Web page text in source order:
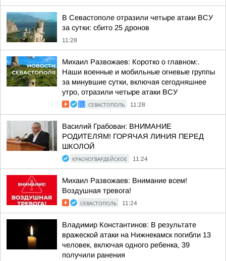
В Севастополе отразили четыре атаки ВСУ
за сутки: сбито 25 дронов
11:28
Михаил Развожаев: Коротко о главном:.
Наши военные и мобильные огневые группы
за минувшие сутки, включая сегодняшнее
утро, отразили четыре атаки ВСУ
СЕВАСТОПОЛЬ 11:28
Василий Грабован: ВНИМАНИЕ
РОДИТЕЛЯМ! ГОРЯЧАЯ ЛИНИЯ ПЕРЕД
ШКОЛОЙ
КРАСНОГВАРДЕЙСКОЕ 11:24
Михаил Развожаев: Внимание всем!
Воздушная тревога!
СЕВАСТОПОЛЬ 11:24
Владимир Константинов: В результате
вражеской атаки на Нижнекамск погибли 13
человек, включая одного ребенка, 39
получили ранения